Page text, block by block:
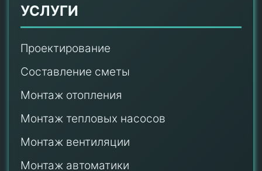
УСЛУГИ
Проектирование
Составление сметы
Монтаж отопления
Монтаж тепловых насосов
Монтаж вентиляции
Монтаж автоматики